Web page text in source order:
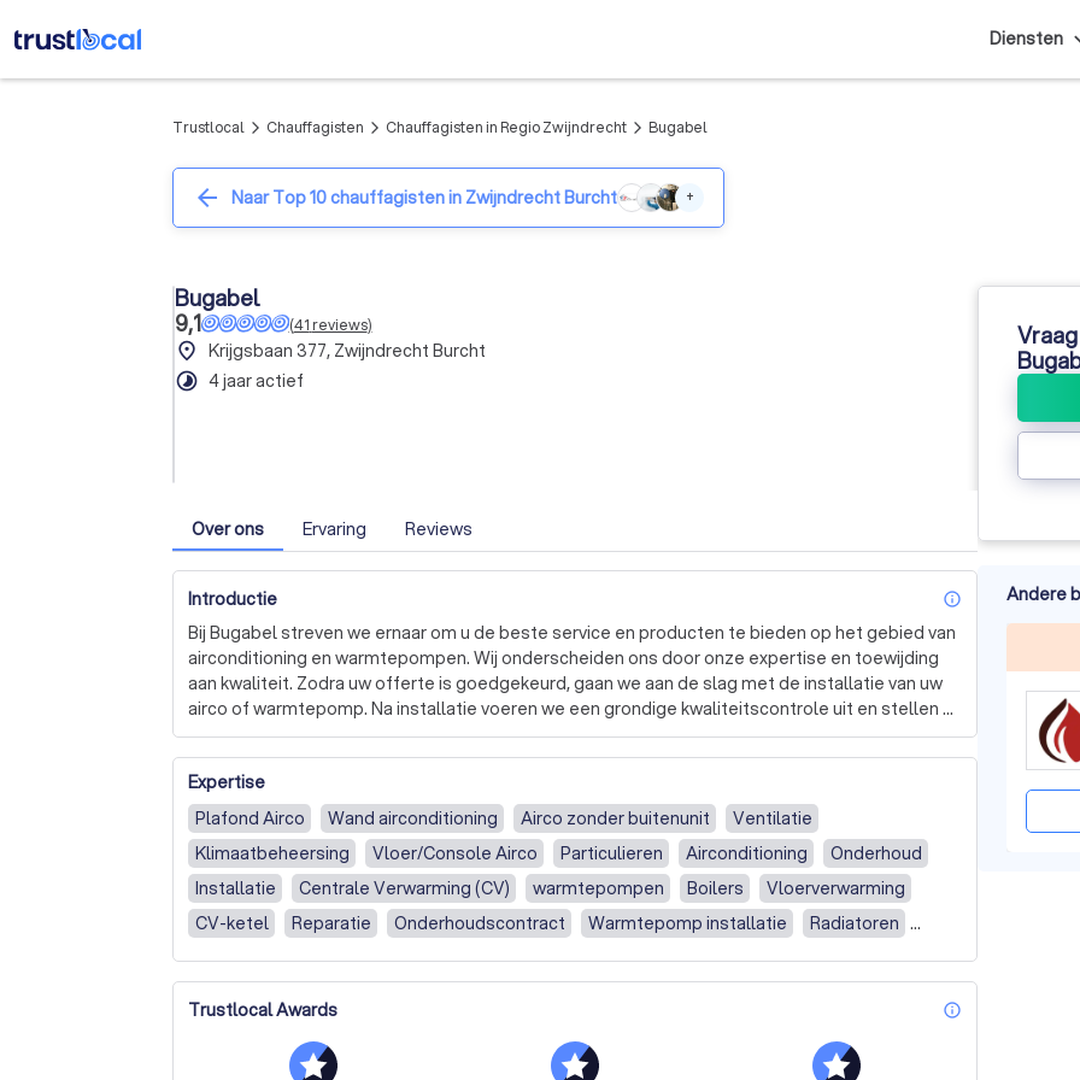
Diensten
Trustlocal arrow_forward_ios Chauffagisten arrow_forward_ios Chauffagisten in Regio Zwijndrecht arrow_forward_ios Bugabel
arrow_back Naar Top 10 chauffagisten in Zwijndrecht Burcht +
Bugabel
9,1
(41reviews)
place Krijgsbaan 377, Zwijndrecht Burcht
timelapse 4 jaar actief
Over ons Ervaring Reviews
Introductie
Bij Bugabel streven we ernaar om u de beste service en producten te bieden op het gebied van
airconditioning en warmtepompen. Wij onderscheiden ons door onze expertise en toewijding
aan kwaliteit. Zodra uw offerte is goedgekeurd, gaan we aan de slag met de installatie van uw
airco of warmtepomp. Na installatie voeren we een grondige kwaliteitscontrole uit en stellen
we de warmtepomp op de juiste manier in.
We begrijpen dat onverwachte storingen vervelend kunnen zijn. Daarom doen we er alles aan
om deze te voorkomen. Regelmatig onderhoud van uw warmtepomp is essentieel om de
goede werking en duurzaamheid te garanderen.
Bovendien bieden we het Stand By Me service-programma aan. Hiermee geniet u van extra
comfort, energie-efficiëntie en opvolging van uw installatie. U kunt zelfs de garantie van uw
toestel verlengen tot 8 jaar.
Onze producten zijn de beste optie voor iedereen die zijn bestaande ketel wil vervangen door
een energiezuiniger en kostenbesparend alternatief. Ze bieden betrouwbare prestaties en
efficiënte verwarming en warm water. Ze zijn zeer compact, regelbaar met een app en flexibel
Expertise
Plafond Airco
Wand airconditioning Airco zonder buitenunit
Ventilatie
Klimaatbeheersing
Vloer/Console Airco Particulieren Airconditioning
Onderhoud
Installatie
Centrale Verwarming (CV) warmtepompen Boilers
Vloerverwarming
CV-ketel
Reparatie Onderhoudscontract Warmtepomp installatie
Radiatoren
Vervanging
CV-installatie Verwarmingsinstallatie
Airco Installatie
Overige verwarmingsinstallatie
Installatie / Vervanging
Reparatie / Onderhoud
Trustlocal Awards
Andere